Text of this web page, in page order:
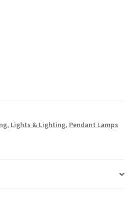
, Lights & Lighting, Pendant Lamps